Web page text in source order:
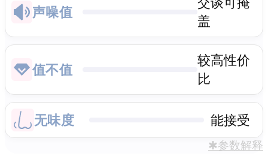
声噪值
盖
值不值
较高性价
比
无味度 能接受
✱参数解释